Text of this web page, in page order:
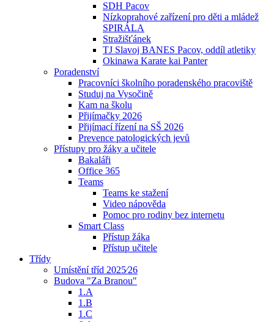
SDH Pacov
Nízkoprahové zařízení pro děti a mládež
SPIRÁLA
Stražišťánek
TJ Slavoj BANES Pacov, oddíl atletiky
Okinawa Karate kai Panter
Poradenství
Pracovníci školního poradenského pracoviště
Studuj na Vysočině
Kam na školu
Přijímačky 2026
Přijímací řízení na SŠ 2026
Prevence patologických jevů
Přístupy pro žáky a učitele
Bakaláři
Office 365
Teams
Teams ke stažení
Video nápověda
Pomoc pro rodiny bez internetu
Smart Class
Přístup žáka
Přístup učitele
Třídy
Umístění tříd 2025⁄26
Budova "Za Branou"
1.A
1.B
1.C